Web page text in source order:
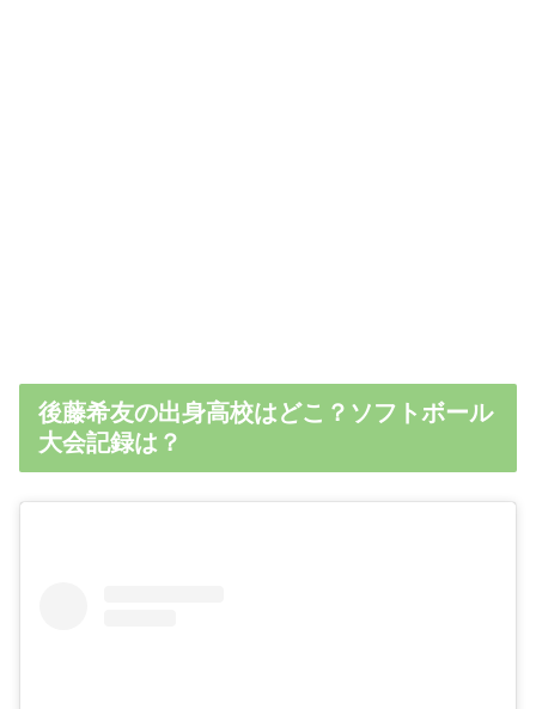
後藤希友の出身高校はどこ？ソフトボール
大会記録は？